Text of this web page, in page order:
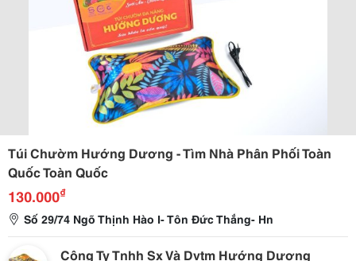
Túi Chườm Hướng Dương - Tìm Nhà Phân Phối Toàn
Quốc Toàn Quốc
130.000₫
Số 29/74 Ngõ Thịnh Hào I- Tôn Đức Thắng- Hn
Công Ty Tnhh Sx Và Dvtm Hướng Dương